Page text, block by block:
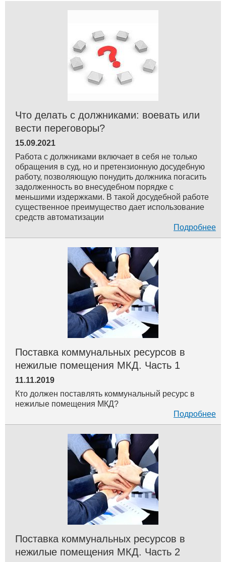
Что делать с должниками: воевать или
вести переговоры?
15.09.2021
Работа с должниками включает в себя не только
обращения в суд, но и претензионную досудебную
работу, позволяющую понудить должника погасить
задолженность во внесудебном порядке с
меньшими издержками. В такой досудебной работе
существенное преимущество дает использование
средств автоматизации
Подробнее
Поставка коммунальных ресурсов в
нежилые помещения МКД. Часть 1
11.11.2019
Кто должен поставлять коммунальный ресурс в
нежилые помещения МКД?
Подробнее
Поставка коммунальных ресурсов в
нежилые помещения МКД. Часть 2